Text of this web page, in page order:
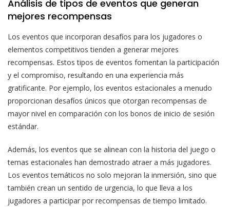
Análisis de tipos de eventos que generan
mejores recompensas
Los eventos que incorporan desafíos para los jugadores o
elementos competitivos tienden a generar mejores
recompensas. Estos tipos de eventos fomentan la participación
y el compromiso, resultando en una experiencia más
gratificante. Por ejemplo, los eventos estacionales a menudo
proporcionan desafíos únicos que otorgan recompensas de
mayor nivel en comparación con los bonos de inicio de sesión
estándar.
Además, los eventos que se alinean con la historia del juego o
temas estacionales han demostrado atraer a más jugadores.
Los eventos temáticos no solo mejoran la inmersión, sino que
también crean un sentido de urgencia, lo que lleva a los
jugadores a participar por recompensas de tiempo limitado.